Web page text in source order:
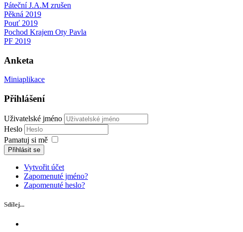
Páteční J.A.M zrušen
Pěkná 2019
Pouť 2019
Pochod Krajem Oty Pavla
PF 2019
Anketa
Miniaplikace
Přihlášení
Uživatelské jméno
Heslo
Pamatuj si mě
Přihlásit se
Vytvořit účet
Zapomenuté jméno?
Zapomenuté heslo?
Sdílej...